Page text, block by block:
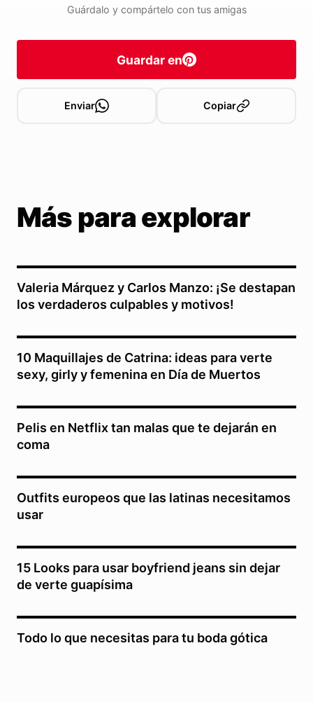
Guárdalo y compártelo con tus amigas
Guardar en
Enviar Copiar
Más para explorar
Valeria Márquez y Carlos Manzo: ¡Se destapan
los verdaderos culpables y motivos!
10 Maquillajes de Catrina: ideas para verte
sexy, girly y femenina en Día de Muertos
Pelis en Netflix tan malas que te dejarán en
coma
Outfits europeos que las latinas necesitamos
usar
15 Looks para usar boyfriend jeans sin dejar
de verte guapísima
Todo lo que necesitas para tu boda gótica